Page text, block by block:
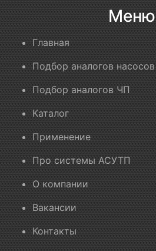
Меню
Главная
Подбор аналогов насосов
Подбор аналогов ЧП
Каталог
Применение
Про системы АСУТП
О компании
Вакансии
Контакты